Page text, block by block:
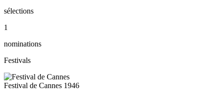
sélections
1
nominations
Festivals
Festival de Cannes 1946